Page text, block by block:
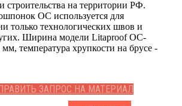
строительства на территории РФ.
OC используется для
только технологических швов и
Ширина модели Litaproof OC-
температура хрупкости на брусе -
ЗАПРОС НА МАТЕРИАЛ